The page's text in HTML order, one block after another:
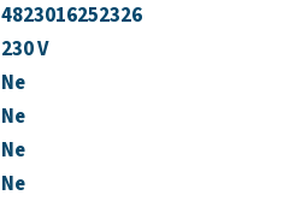
4823016252326
230 V
Ne
Ne
Ne
Ne